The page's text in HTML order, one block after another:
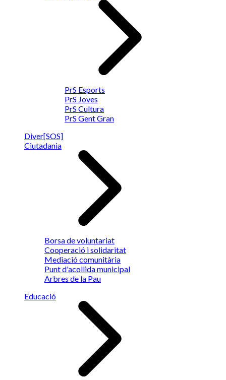
PrS Esports
PrS Joves
PrS Cultura
PrS Gent Gran
Diver[SOS]
Ciutadania
Borsa de voluntariat
Cooperació i solidaritat
Mediació comunitària
Punt d'acollida municipal
Arbres de la Pau
Educació